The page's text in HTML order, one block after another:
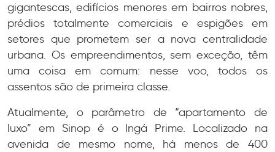
gigantescas, edifícios menores em bairros nobres,
prédios totalmente comerciais e espigões em
setores que prometem ser a nova centralidade
urbana. Os empreendimentos, sem exceção, têm
uma coisa em comum: nesse voo, todos os
assentos são de primeira classe.
Atualmente, o parâmetro de “apartamento de
luxo” em Sinop é o Ingá Prime. Localizado na
avenida de mesmo nome, há menos de 400